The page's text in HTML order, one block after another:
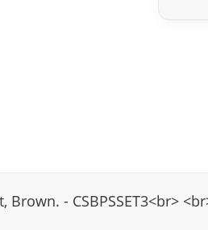
Brown. - CSBPSSET3<br>